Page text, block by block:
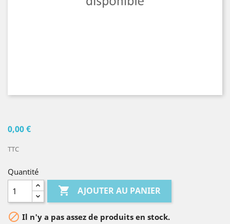
0,00 €
TTC
Quantité
 AJOUTER AU PANIER
 Il n'y a pas assez de produits en stock.